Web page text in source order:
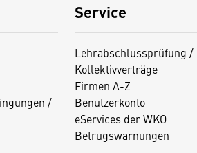
/
Service
Lehrabschlussprüfung /
Kollektivverträge
Firmen A-Z
Benutzerkonto
eServices der WKO
Betrugswarnungen